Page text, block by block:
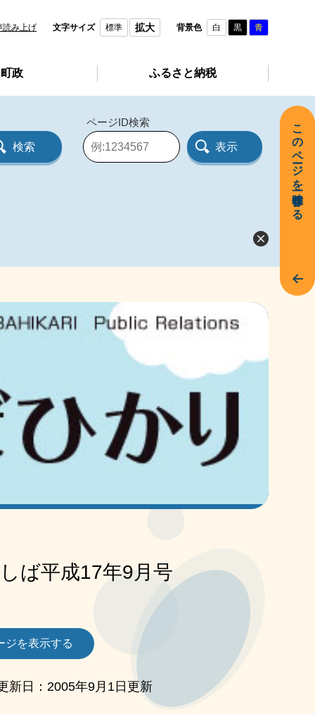
読み上げ 文字サイズ 標準 拡大 背景色 白 黒 青
町政 ふるさと納税
ページID検索
ペ
ー
ば平成17年9月号
ジを表示する
新日：2005年9月1日更新
このページを一時保存する